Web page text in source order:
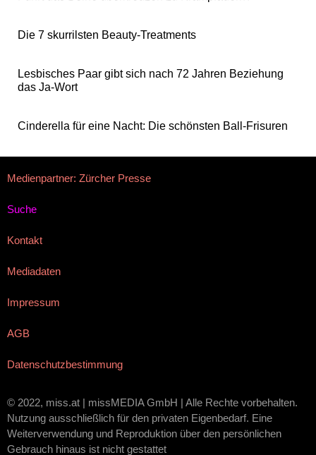
Die 7 skurrilsten Beauty-Treatments
Lesbisches Paar gibt sich nach 72 Jahren Beziehung
das Ja-Wort
Cinderella für eine Nacht: Die schönsten Ball-Frisuren
Medienpartner: Zürcher Presse
Suche
Kontakt
Mediadaten
Impressum
AGB
Datenschutzbestimmung
© 2022, miss.at | missMEDIA GmbH | Alle Rechte vorbehalten.
Nutzung ausschließlich für den privaten Eigenbedarf. Eine
Weiterverwendung und Reproduktion über den persönlichen
Gebrauch hinaus ist nicht gestattet